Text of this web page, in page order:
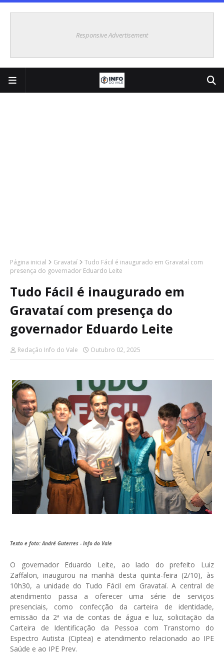
Responsive Advertisement
Página inicial Gravataí
Tudo Fácil é inaugurado em Gravataí com
presença do governador Eduardo Leite
Tudo Fácil é inaugurado em
Gravataí com presença do
governador Eduardo Leite
Redação Info do Vale Outubro 02, 2025
Texto e foto: André Guterres - Info do Vale
O governador Eduardo Leite, ao lado do prefeito Luiz
Zaffalon, inaugurou na manhã desta quinta-feira (2/10), às
10h30, a unidade do Tudo Fácil em Gravataí. A central de
atendimento passa a oferecer uma série de serviços
presenciais, como confecção da carteira de identidade,
emissão da 2ª via de contas de água e luz, solicitação da
Carteira de Identificação da Pessoa com Transtorno do
Espectro Autista (Ciptea) e atendimento relacionado ao IPE
Saúde e ao IPE Prev.